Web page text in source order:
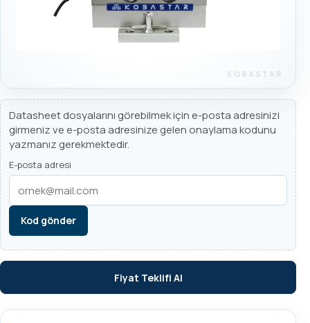
Datasheet dosyalarını görebilmek için e-posta adresinizi
girmeniz ve e-posta adresinize gelen onaylama kodunu
yazmanız gerekmektedir.
E-posta adresi
Kod gönder
Fiyat Teklifi Al